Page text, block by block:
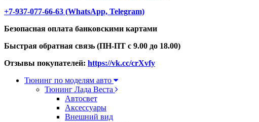
+7-937-077-66-63 (WhatsApp, Telegram)
Безопасная оплата банковскими картами
Быстрая обратная связь (ПН-ПТ с 9.00 до 18.00)
Отзывы покупателей: https://vk.cc/crXvfy
Тюнинг по моделям авто
Тюнинг Лада Веста
Автосвет
Аксессуары
Внешний вид